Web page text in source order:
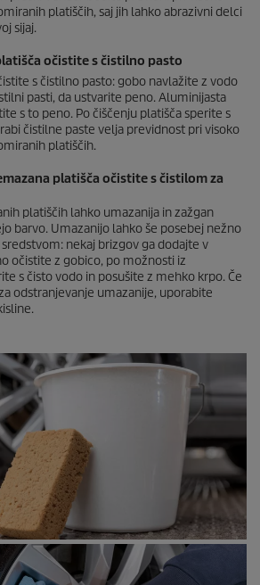
platiščih, saj jih lahko abrazivni delci
sijaj.
očistite s čistilno pasto
s čistilno pasto: gobo navlažite z vodo
pasti, da ustvarite peno. Aluminijasta
s to peno. Po čiščenju platišča sperite s
čistilne paste velja previdnost pri visoko
platiščih.
platišča očistite s čistilom za
platiščih lahko umazanija in zažgan
barvo. Umazanijo lahko še posebej nežno
nekaj ​​brizgov ga dodajte v
očistite z gobico, po možnosti iz
s čisto vodo in posušite z mehko krpo. Če
odstranjevanje umazanije, uporabite